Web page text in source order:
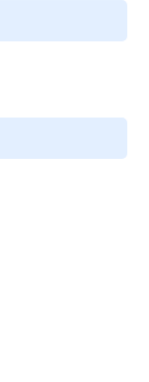
／大手小売業
盤の構築プロ
プロジェクト
ロジェクト
ト